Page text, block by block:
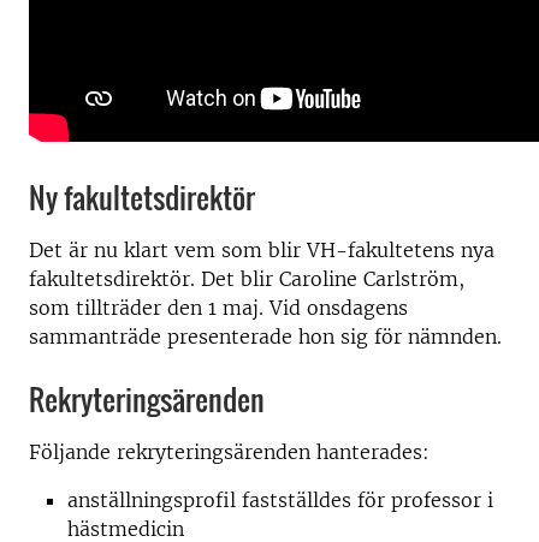
Ny fakultetsdirektör
Det är nu klart vem som blir VH-fakultetens nya
fakultetsdirektör. Det blir Caroline Carlström,
som tillträder den 1 maj. Vid onsdagens
sammanträde presenterade hon sig för nämnden.
Rekryteringsärenden
Följande rekryteringsärenden hanterades:
anställningsprofil fastställdes för professor i
hästmedicin